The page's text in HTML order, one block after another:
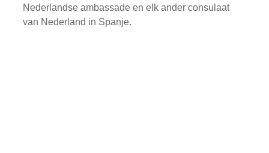
Nederlandse ambassade en elk ander consulaat
van Nederland in Spanje.